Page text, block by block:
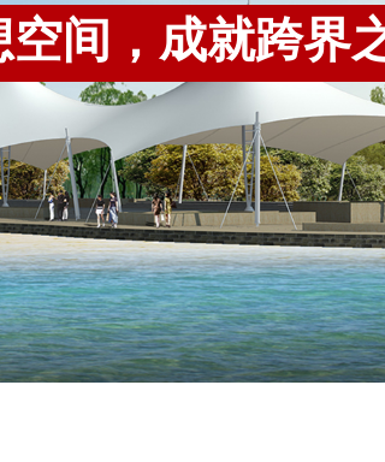
空间，成就跨界
ACHIEVEMENT CROSS -
科技环保/艺术节能 /遮阳避